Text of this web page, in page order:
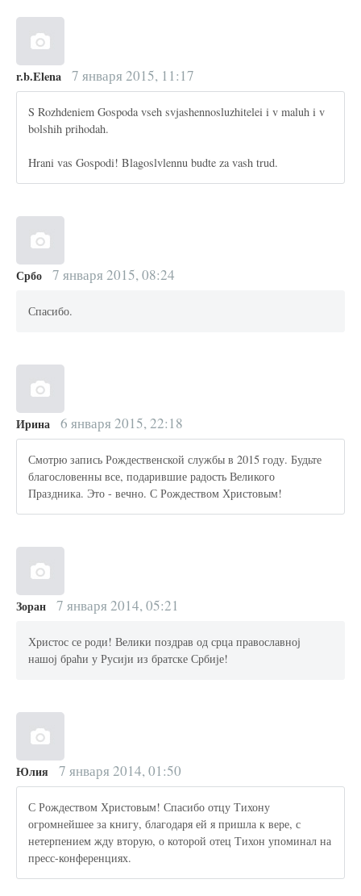
r.b.Elena 7 января 2015, 11:17
S Rozhdeniem Gospoda vseh svjashennosluzhitelei i v maluh i v
bolshih prihodah.
Hrani vas Gospodi! Blagoslvlennu budte za vash trud.
Србо 7 января 2015, 08:24
Спасибо.
Ирина 6 января 2015, 22:18
Смотрю запись Рождественской службы в 2015 году. Будьте
благословенны все, подарившие радость Великого
Праздника. Это - вечно. С Рождеством Христовым!
Зоран 7 января 2014, 05:21
Христос се роди! Велики поздрав од срца православној
нашој браћи у Русији из братске Србије!
Юлия 7 января 2014, 01:50
С Рождеством Христовым! Спасибо отцу Тихону
огромнейшее за книгу, благодаря ей я пришла к вере, с
нетерпением жду вторую, о которой отец Тихон упоминал на
пресс-конференциях.